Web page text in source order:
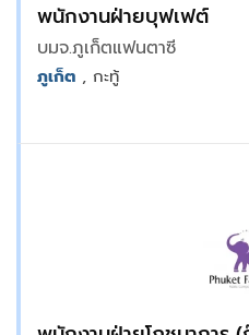
พนักงานฝ่ายบุฟเฟต์
บมจ.ภูเก็ตแฟนตาซี
ภูเก็ต , กะทู้